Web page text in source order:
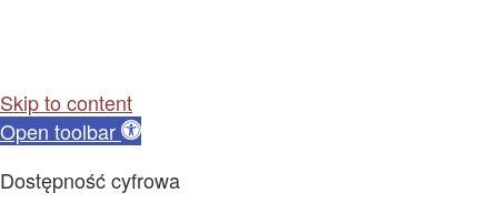
Skip to content
Open toolbar
Dostępność cyfrowa